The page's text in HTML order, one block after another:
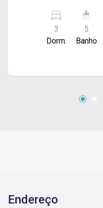
lavabo de apoio e
garagem para 02 carros. Acabamento:
gesso, porcelanato,
3
Dorm.
5
Banho
Endereço